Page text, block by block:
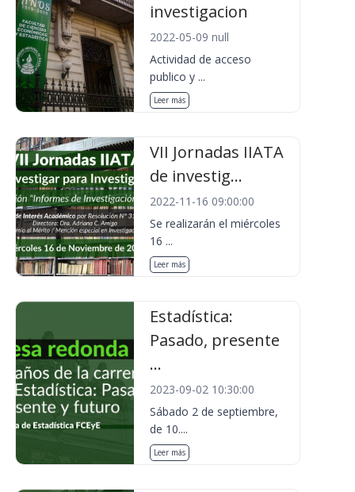
investigacion
2022-05-09 null
Actividad de acceso
publico y ...
Leer más
VII Jornadas IIATA
de investig...
2022-11-16 09:00:00
Se realizarán el miércoles
16 ...
Leer más
Estadística:
Pasado, presente
...
2023-09-02 10:30:00
Sábado 2 de septiembre,
de 10....
Leer más